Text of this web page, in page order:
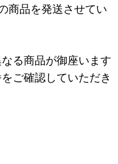
商品を発送させてい
る商品が御座います
ご確認していただき